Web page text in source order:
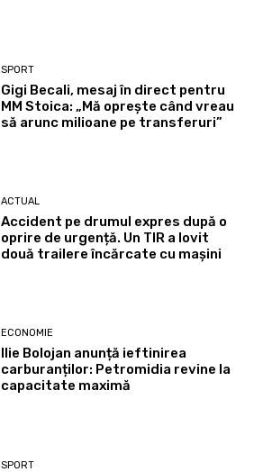
SPORT
Gigi Becali, mesaj în direct pentru
MM Stoica: „Mă oprește când vreau
să arunc milioane pe transferuri”
ACTUAL
Accident pe drumul expres după o
oprire de urgență. Un TIR a lovit
două trailere încărcate cu mașini
ECONOMIE
Ilie Bolojan anunță ieftinirea
carburanților: Petromidia revine la
capacitate maximă
SPORT